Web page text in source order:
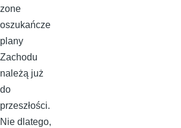
zone
oszukańcze
plany
Zachodu
należą już
do
przeszłości.
Nie dlatego,